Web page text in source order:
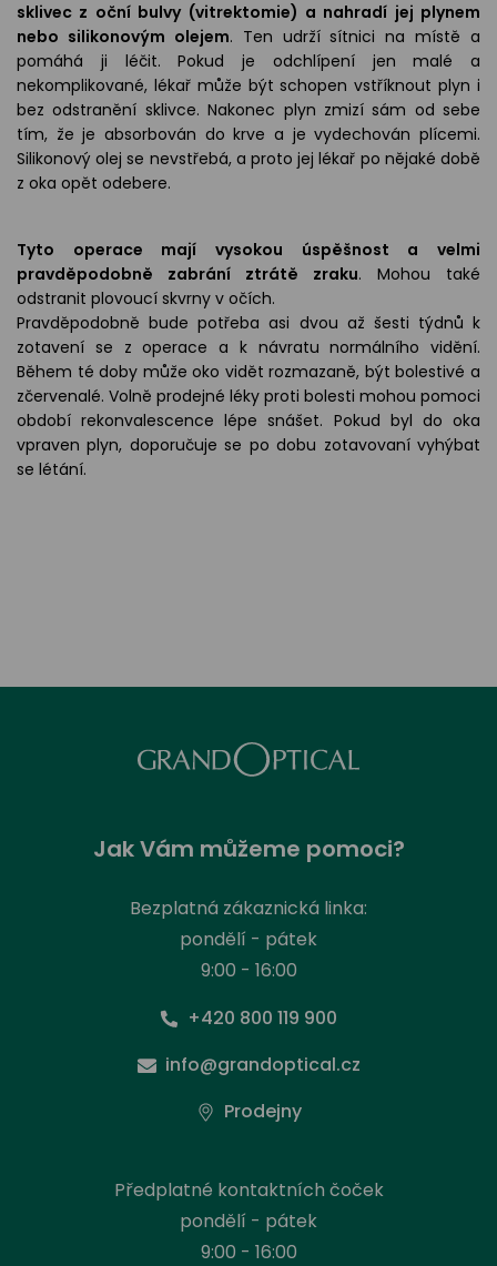
sklivec z oční bulvy (vitrektomie) a nahradí jej plynem
nebo silikonovým olejem. Ten udrží sítnici na místě a
pomáhá ji léčit. Pokud je odchlípení jen malé a
nekomplikované, lékař může být schopen vstříknout plyn i
bez odstranění sklivce. Nakonec plyn zmizí sám od sebe
tím, že je absorbován do krve a je vydechován plícemi.
Silikonový olej se nevstřebá, a proto jej lékař po nějaké době
z oka opět odebere.
Tyto operace mají vysokou úspěšnost a velmi
pravděpodobně zabrání ztrátě zraku. Mohou také
odstranit plovoucí skvrny v očích.
Pravděpodobně bude potřeba asi dvou až šesti týdnů k
zotavení se z operace a k návratu normálního vidění.
Během té doby může oko vidět rozmazaně, být bolestivé a
zčervenalé. Volně prodejné léky proti bolesti mohou pomoci
období rekonvalescence lépe snášet. Pokud byl do oka
vpraven plyn, doporučuje se po dobu zotavovaní vyhýbat
se létání.
Jak Vám můžeme pomoci?
Bezplatná zákaznická linka:
pondělí - pátek
9:00 - 16:00
+420 800 119 900
info@grandoptical.cz
Prodejny
Předplatné kontaktních čoček
pondělí - pátek
9:00 - 16:00